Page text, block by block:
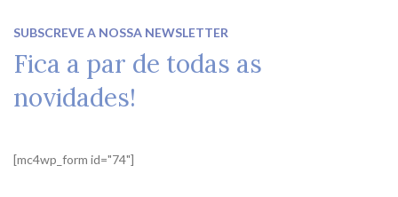
SUBSCREVE A NOSSA NEWSLETTER
Fica a par de todas as
novidades!
[mc4wp_form id="74"]